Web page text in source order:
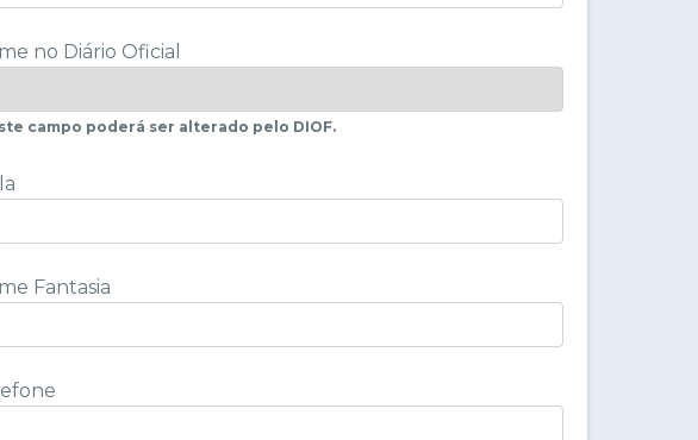
no Diário Oficial
campo poderá ser alterado pelo DIOF.
Fantasia